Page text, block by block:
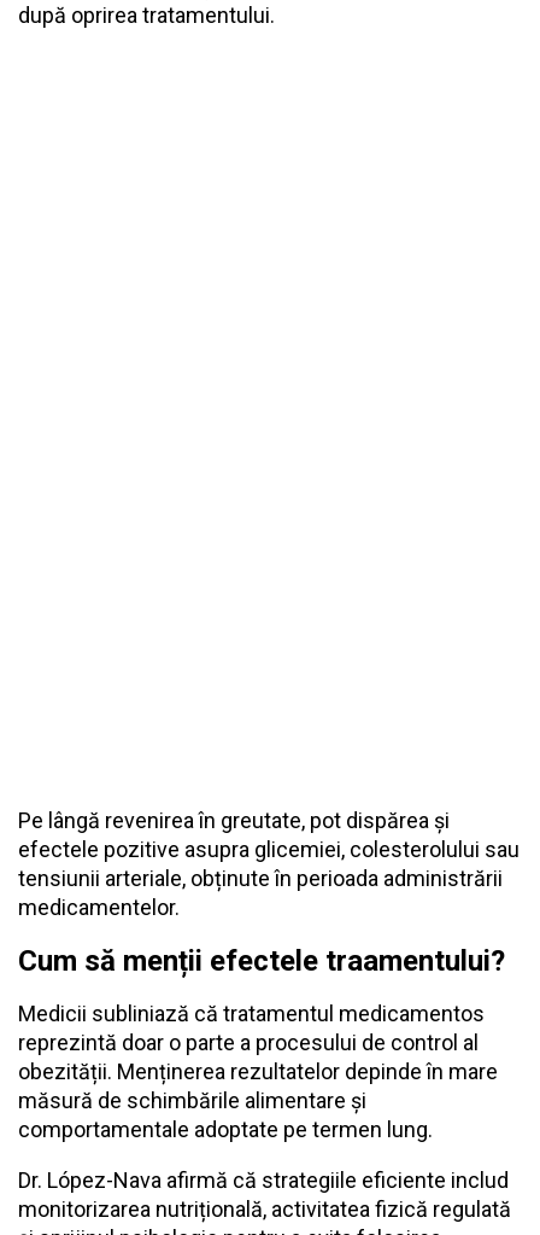
după oprirea tratamentului.
Pe lângă revenirea în greutate, pot dispărea și
efectele pozitive asupra glicemiei, colesterolului sau
tensiunii arteriale, obținute în perioada administrării
medicamentelor.
Cum să menții efectele traamentului?
Medicii subliniază că tratamentul medicamentos
reprezintă doar o parte a procesului de control al
obezității. Menținerea rezultatelor depinde în mare
măsură de schimbările alimentare și
comportamentale adoptate pe termen lung.
Dr. López-Nava afirmă că strategiile eficiente includ
monitorizarea nutrițională, activitatea fizică regulată